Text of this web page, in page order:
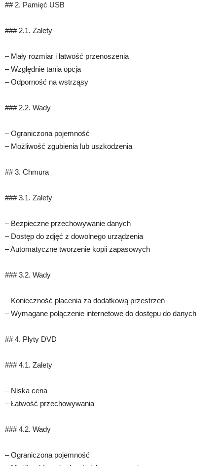
## 2. Pamięć USB
### 2.1. Zalety
– Mały rozmiar i łatwość przenoszenia
– Względnie tania opcja
– Odporność na wstrząsy
### 2.2. Wady
– Ograniczona pojemność
– Możliwość zgubienia lub uszkodzenia
## 3. Chmura
### 3.1. Zalety
– Bezpieczne przechowywanie danych
– Dostęp do zdjęć z dowolnego urządzenia
– Automatyczne tworzenie kopii zapasowych
### 3.2. Wady
– Konieczność płacenia za dodatkową przestrzeń
– Wymagane połączenie internetowe do dostępu do danych
## 4. Płyty DVD
### 4.1. Zalety
– Niska cena
– Łatwość przechowywania
### 4.2. Wady
– Ograniczona pojemność